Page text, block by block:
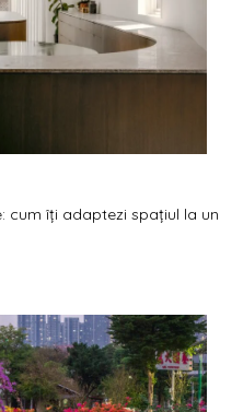
cum îți adaptezi spațiul la un